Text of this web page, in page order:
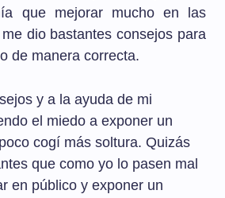
que mejorar mucho en las
dio bastantes consejos para
de manera correcta.
y a la ayuda de mi
el miedo a exponer un
cogí más soltura. Quizás
que como yo lo pasen mal
en público y exponer un